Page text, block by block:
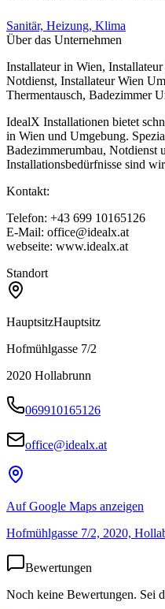
Sanitär, Heizung, Klima
Über das Unternehmen
Installateur in Wien,
Notdienst, Installateur Wien
Thermentausch, Badezimmer
IdealX Installationen bietet
in Wien und Umgebung.
Badezimmerumbau, Notdienst
Installationsbedürfnisse sind
Kontakt:
Telefon: +43 699 10165126
E-Mail: office@idealx.at
webseite: www.idealx.at
Standort
HauptsitzHauptsitz
Hofmühlgasse 7/2
2020 Hollabrunn
069910165126
office@idealx.at
Auf Google Maps anzeigen
Hofmühlgasse 7/2, 2020,
Bewertungen
Noch keine Bewertungen. Sei